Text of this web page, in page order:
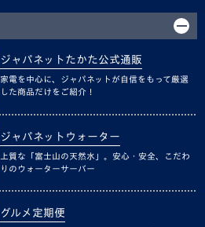
ジャパネットたかた公式通販
家電を中心に、ジャパネットが自信をもって厳選
した商品だけをご紹介！
ジャパネットウォーター
上質な「富士山の天然水」。安心・安全、こだわ
りのウォーターサーバー
グルメ定期便